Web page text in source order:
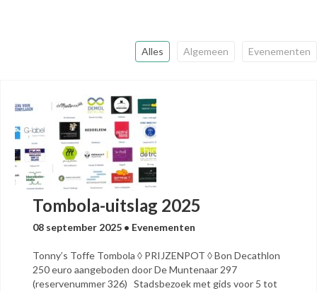
Alles Algemeen Evenementen
Tombola-uitslag 2025
08 september 2025 • Evenementen
Tonny’s Toffe Tombola ◊ PRIJZENPOT ◊ Bon Decathlon
250 euro aangeboden door De Muntenaar 297
(reservenummer 326) Stadsbezoek met gids voor 5 tot